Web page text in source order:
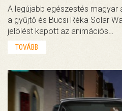
A legújabb egészestés magyar
a gyűjtő és Bucsi Réka Solar
jelölést kapott az animációs…
TOVÁBB